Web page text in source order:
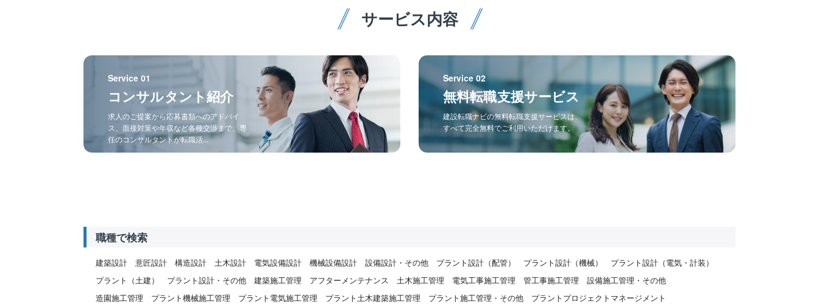
サービス内容
Service 01
コンサルタント紹介
求人のご提案から応募書類へのアドバイ
ス、面接対策や年収など各種交渉まで、専
任のコンサルタントが転職活...
Service 02
無料転職支援サービス
建設転職ナビの無料転職支援サービスは、
すべて完全無料でご利用いただけます。
職種で検索
建築設計 意匠設計 構造設計 土木設計 電気設備設計 機械設備設計 設備設計・その他 プラント設計（配管） プラント設計（機械）
プラント設計（電気・計装）
プラント（土建）
プラント設計・その他 建築施工管理 アフターメンテナンス 土木施工管理 電気工事施工管理 管工事施工管理
設備施工管理・その他
造園施工管理
プラント機械施工管理 プラント電気施工管理 プラント土木建築施工管理 プラント施工管理・その他
プラントプロジェクトマネージメント